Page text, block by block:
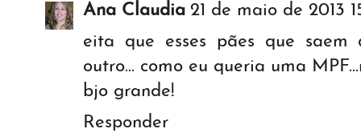
Ana Claudia 21 de maio de 2013
eita que esses pães que
outro... como eu queria uma
bjo grande!
Responder